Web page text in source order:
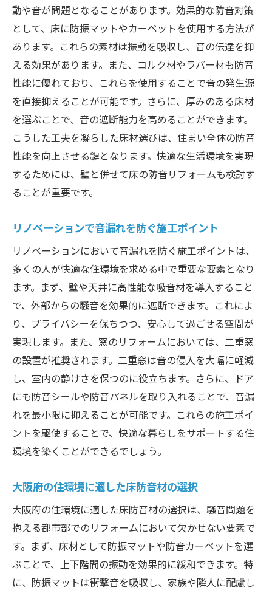
動や音が問題となることがあります。効果的な防音対策
として、床に防振マットやカーペットを使用する方法が
あります。これらの素材は振動を吸収し、音の伝達を抑
える効果があります。また、コルク材やラバー材も防音
性能に優れており、これらを使用することで音の発生源
を直接抑えることが可能です。さらに、厚みのある床材
を選ぶことで、音の遮断能力を高めることができます。
こうした工夫を凝らした床材選びは、住まい全体の防音
性能を向上させる鍵となります。快適な生活環境を実現
するためには、壁と併せて床の防音リフォームも検討す
ることが重要です。
リノベーションで音漏れを防ぐ施工ポイント
リノベーションにおいて音漏れを防ぐ施工ポイントは、
多くの人が快適な住環境を求める中で重要な要素となり
ます。まず、壁や天井に高性能な吸音材を導入すること
で、外部からの騒音を効果的に遮断できます。これによ
り、プライバシーを保ちつつ、安心して過ごせる空間が
実現します。また、窓のリフォームにおいては、二重窓
の設置が推奨されます。二重窓は音の侵入を大幅に軽減
し、室内の静けさを保つのに役立ちます。さらに、ドア
にも防音シールや防音パネルを取り入れることで、音漏
れを最小限に抑えることが可能です。これらの施工ポイ
ントを駆使することで、快適な暮らしをサポートする住
環境を築くことができるでしょう。
大阪府の住環境に適した床防音材の選択
大阪府の住環境に適した床防音材の選択は、騒音問題を
抱える都市部でのリフォームにおいて欠かせない要素で
す。まず、床材として防振マットや防音カーペットを選
ぶことで、上下階間の振動を効果的に緩和できます。特
に、防振マットは衝撃音を吸収し、家族や隣人に配慮し